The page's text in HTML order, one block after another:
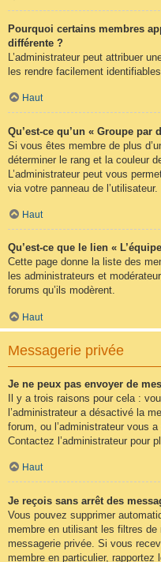
Pourquoi certains membres
différente ?
L’administrateur peut attribuer
les rendre facilement identifiables.
Haut
Qu’est-ce qu’un « Groupe par
Si vous êtes membre de plus
déterminer le rang et la couleur
L’administrateur peut vous
via votre panneau de l’utilisateur.
Haut
Qu’est-ce que le lien «
Cette page donne la liste des
les administrateurs et
forums qu’ils modèrent.
Haut
Messagerie privée
Je ne peux pas envoyer de
Il y a trois raisons pour cela :
l’administrateur a désactivé la
forum, ou l’administrateur vous
Contactez l’administrateur pour
Haut
Je reçois sans arrêt des
Vous pouvez supprimer
membre en utilisant les filtres
messagerie privée. Si vous
membre en particulier,